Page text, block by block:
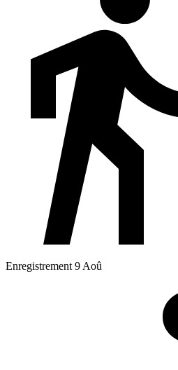
Enregistrement 9 Aoû